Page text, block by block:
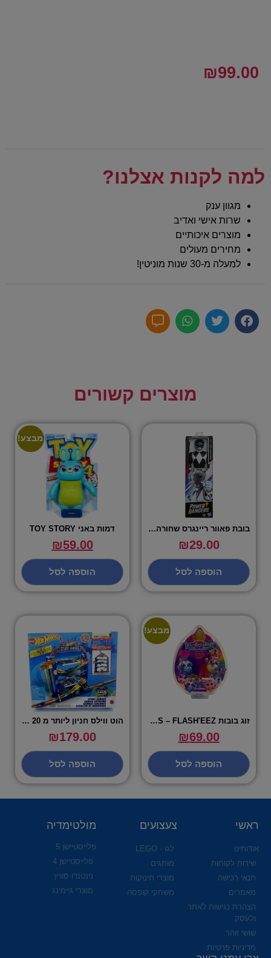
₪99.00
למה לקנות אצלנו?
מגוון ענק
שרות אישי ואדיב
מוצרים איכותיים
מחירים מעולים
למעלה מ-30 שנות מוניטין!
מוצרים קשורים
בובת פאוור ריינגרס שחורה – POWER RANGERS
₪29.00
הוספה לסל
מבצע!
דמות באני TOY STORY
₪59.00
הוספה לסל
מבצע!
זוג בובות RAINBOCORNS – FLASH'EEZ
₪69.00
הוספה לסל
הוט ווילס חניון ליותר מ 20 רכבים עם מעלית – HOT WHEELS
₪179.00
הוספה לסל
ראשי
אודותינו
שירות לקוחות
תנאי רכישה
מאמרים
הצהרת נגישות לאתר
ולעסק
שושי זוהר
מדיניות פרטיות
צעצועים
לגו - LEGO
מותגים
מוצרי תינוקות
משחקי קופסה
מולטימדיה
פלייסטיישן 5
פלייסטיישן 4
נינטנדו סוויץ
מוצרי גיימינג